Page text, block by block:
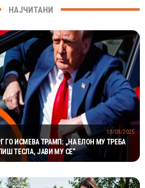
НАЈЧИТАНИ
ГО ИСМЕВА ТРАМП: „НА ЕЛОН МУ ТРЕБА
ТЕСЛА, ЈАВИ МУ СЕ“
13/03/2025